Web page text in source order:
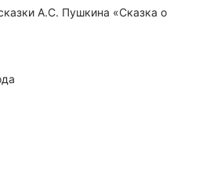
А.С. Пушкина «Сказка о